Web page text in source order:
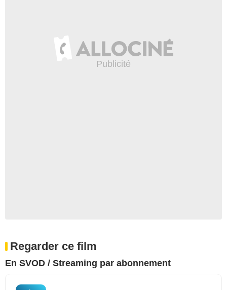
Regarder ce film
En SVOD / Streaming par abonnement